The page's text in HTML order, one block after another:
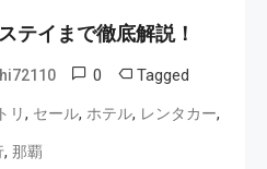
テイまで徹底解説！
0 Tagged
リ, セール, ホテル, レンタカー,
, 那覇